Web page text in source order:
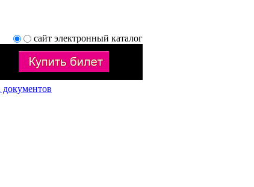
сайт электронный каталог
документов